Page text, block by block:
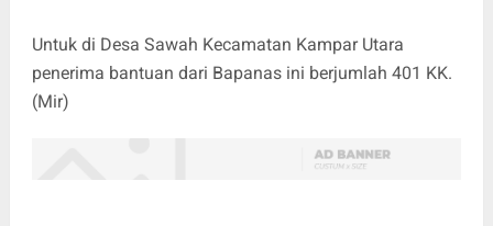
Untuk di Desa Sawah Kecamatan Kampar Utara
penerima bantuan dari Bapanas ini berjumlah 401 KK.
(Mir)